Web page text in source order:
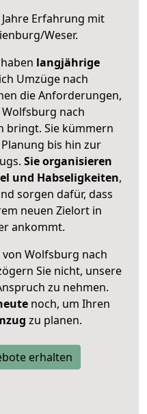
Erfahrung mit
Weser.
langjährige
Umzüge nach
die Anforderungen,
nach
bringt. Sie kümmern
bis hin zur
Sie organisieren
und Habseligkeiten,
sorgen dafür, dass
neuen Zielort in
ankommt.
Wolfsburg nach
Sie nicht, unsere
zu nehmen.
noch, um Ihren
zu planen.
erhalten